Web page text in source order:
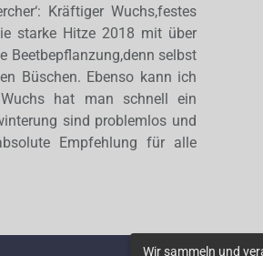
Kräftiger Wuchs,festes
starke Hitze 2018 mit über
Beetbepflanzung,denn selbst
Büschen. Ebenso kann ich
hat man schnell ein
sind problemlos und
Empfehlung für alle
Wir sammeln und